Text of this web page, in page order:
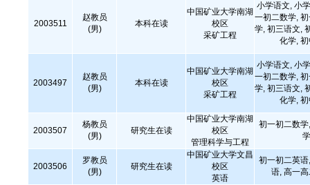
2003511
赵教员
(男)
本科在读
中国矿业大学南湖
校区
采矿工程
小学语文, 小
一初二数学,
学, 初三语文,
化学,
2003497
赵教员
(男)
本科在读
中国矿业大学南湖
校区
采矿工程
小学语文, 小
一初二数学,
学, 初三语文,
化学,
2003507
杨教员
(男)
研究生在读
中国矿业大学南湖
校区
管理科学与工程
初一初二数
2003506
罗教员
(男)
研究生在读
中国矿业大学文昌
校区
英语
初一初二英
语, 高一